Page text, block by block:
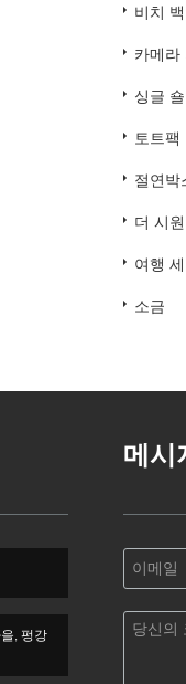
비치 백
카메라
싱글
토트팩
절연박
더 시
여행
소금
, 펑강
메시